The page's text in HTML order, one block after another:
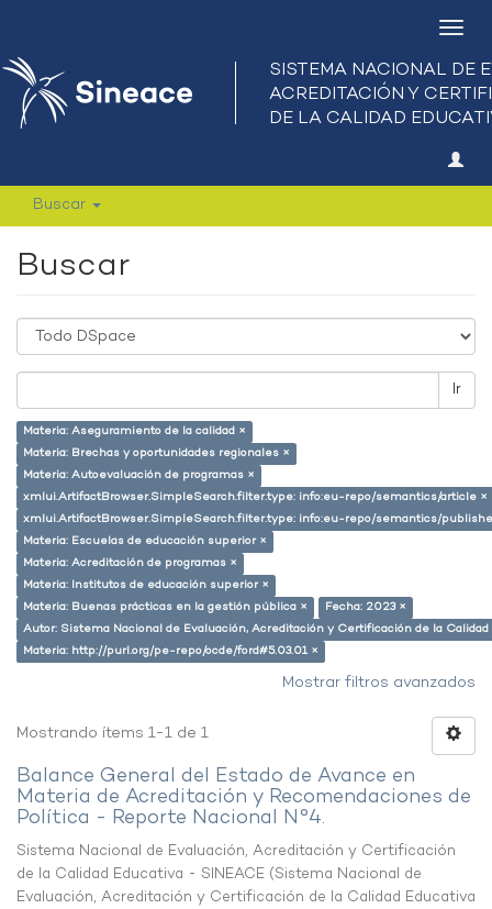
Buscar
Buscar
Ir
Materia: Aseguramiento de la calidad ×
Materia: Brechas y oportunidades regionales ×
Materia: Autoevaluación de programas ×
xmlui.ArtifactBrowser.SimpleSearch.filter.type: info:eu-repo/semantics/article ×
xmlui.ArtifactBrowser.SimpleSearch.filter.type: info:eu-repo/semantics/
Materia: Escuelas de educación superior ×
Materia: Acreditación de programas ×
Materia: Institutos de educación superior ×
Materia: Buenas prácticas en la gestión pública ×
Fecha: 2023 ×
Autor: Sistema Nacional de Evaluación, Acreditación y Certificación de la
Materia: http://purl.org/pe-repo/ocde/ford#5.03.01 ×
Mostrar filtros avanzados
Mostrando ítems 1-1 de 1
Balance General del Estado de Avance en
Materia de Acreditación y Recomendaciones de
Política - Reporte Nacional N°4.
Sistema Nacional de Evaluación, Acreditación y Certificación
de la Calidad Educativa - SINEACE (Sistema Nacional de
Evaluación, Acreditación y Certificación de la Calidad Educativa